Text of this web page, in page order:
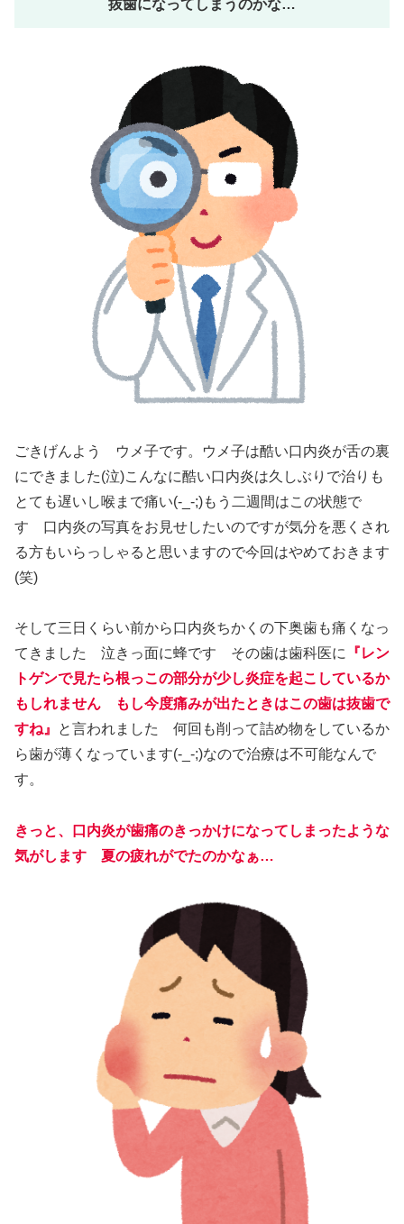
抜歯になってしまうのかな…
ごきげんよう ウメ子です。ウメ子は酷い口内炎が舌の裏
にできました(泣)こんなに酷い口内炎は久しぶりで治りも
とても遅いし喉まで痛い(-_-;)もう二週間はこの状態で
す 口内炎の写真をお見せしたいのですが気分を悪くされ
る方もいらっしゃると思いますので今回はやめておきます
(笑)
そして三日くらい前から口内炎ちかくの下奥歯も痛くなっ
てきました 泣きっ面に蜂です その歯は歯科医に 『レン
トゲンで見たら根っこの部分が少し炎症を起こしているか
もしれません もし今度痛みが出たときはこの歯は抜歯で
すね』
と言われました 何回も削って詰め物をしているか
ら歯が薄くなっています(-_-;)なので治療は不可能なんで
す。
きっと、口内炎が歯痛のきっかけになってしまったような
気がします 夏の疲れがでたのかなぁ…